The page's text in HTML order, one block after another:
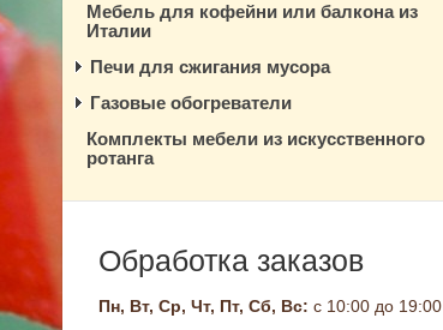
Мебель для кофейни или балкона из
Италии
Печи для сжигания мусора
Газовые обогреватели
Комплекты мебели из искусственного
ротанга
Обработка заказов
Пн, Вт, Ср, Чт, Пт, Сб, Вс: с 10:00 до 19:00